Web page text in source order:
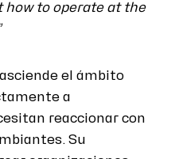
how to operate at the
el ámbito
a
reaccionar con
Su